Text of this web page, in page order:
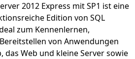
2012 Express mit SP1 ist eine
Edition von SQL
zum Kennenlernen,
von Anwendungen
das Web und kleine Server sowie